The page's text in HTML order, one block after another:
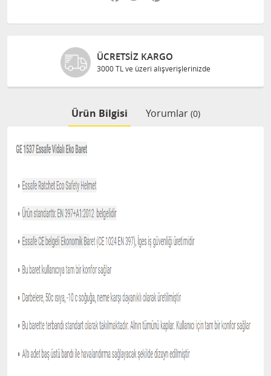
ÜCRETSIZ KARGO
3000 TL ve üzeri alışverişlerinizde
Ürün Bilgisi Yorumlar (0)